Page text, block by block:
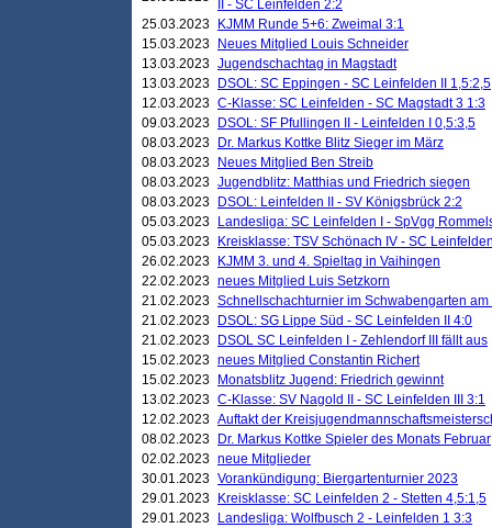
II - SC Leinfelden 2:2
25.03.2023
KJMM Runde 5+6: Zweimal 3:1
15.03.2023
Neues Mitglied Louis Schneider
13.03.2023 Jugendschachtag in Magstadt
13.03.2023
DSOL: SC Eppingen - SC Leinfelden II 1,5:2,5
12.03.2023 C-Klasse: SC Leinfelden - SC Magstadt 3 1:3
09.03.2023
DSOL: SF Pfullingen II - Leinfelden I 0,5:3,5
08.03.2023
Dr. Markus Kottke Blitz Sieger im März
08.03.2023
Neues Mitglied Ben Streib
08.03.2023 Jugendblitz: Matthias und Friedrich siegen
08.03.2023
DSOL: Leinfelden II - SV Königsbrück 2:2
05.03.2023
Landesliga: SC Leinfelden I - SpVgg
05.03.2023
Kreisklasse: TSV Schönach IV - SC
26.02.2023
KJMM 3. und 4. Spieltag in Vaihingen
22.02.2023 neues Mitglied Luis Setzkorn
21.02.2023 Schnellschachturnier im Schwabengarten
21.02.2023
DSOL: SG Lippe Süd - SC Leinfelden II 4:0
21.02.2023
DSOL SC Leinfelden I - Zehlendorf III fällt aus
15.02.2023 neues Mitglied Constantin Richert
15.02.2023
Monatsblitz Jugend: Friedrich gewinnt
13.02.2023 C-Klasse: SV Nagold II - SC Leinfelden III 3:1
12.02.2023 Auftakt der
08.02.2023
Dr. Markus Kottke Spieler des Monats Februar
02.02.2023 neue Mitglieder
30.01.2023 Vorankündigung: Biergartenturnier 2023
29.01.2023
Kreisklasse: SC Leinfelden 2 - Stetten 4,5:1,5
29.01.2023
Landesliga: Wolfbusch 2 - Leinfelden 1 3:3